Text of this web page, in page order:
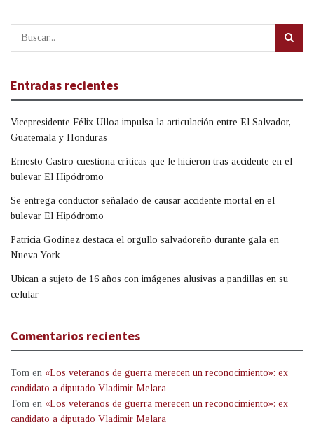
Entradas recientes
Vicepresidente Félix Ulloa impulsa la articulación entre El Salvador,
Guatemala y Honduras
Ernesto Castro cuestiona críticas que le hicieron tras accidente en el
bulevar El Hipódromo
Se entrega conductor señalado de causar accidente mortal en el
bulevar El Hipódromo
Patricia Godínez destaca el orgullo salvadoreño durante gala en
Nueva York
Ubican a sujeto de 16 años con imágenes alusivas a pandillas en su
celular
Comentarios recientes
Tom en «Los veteranos de guerra merecen un reconocimiento»: ex
candidato a diputado Vladimir Melara
Tom en «Los veteranos de guerra merecen un reconocimiento»: ex
candidato a diputado Vladimir Melara